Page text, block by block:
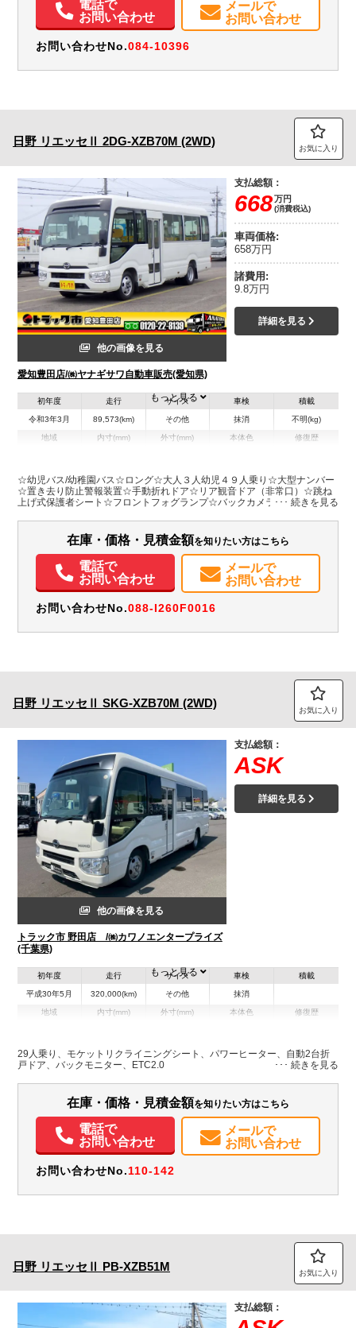
メンテナンスノート（保証書）
電話で
お問い合わせ
メールで
お問い合わせ
お問い合わせNo.084-10396
日野 リエッセⅡ 2DG-XZB70M (2WD) お気に入り
他の画像を見る
愛知豊田店/㈱ヤナギサワ自動車販売(愛知県)
支払総額：
668万円
(消費税込)
車両価格:
658万円
諸費用:
9.8万円
詳細を見る
初年度
令和3年3月
走行
89,573(km)
サイズ
その他
車検
抹消
積載
不明(kg)
地域 内寸(mm) 外寸(mm)
H:2,630
本体色 修復歴
装備情報
取扱説明書（一部含む）
メンテナンスノート（保証書）
もっと見る
☆幼児バス/幼稚園バス☆ロング☆大人３人幼児４９人乗り☆大型ナンバー
☆置き去り防止警報装置☆手動折れドア☆リア観音ドア（非常口）☆跳ね
上げ式保護者シート☆フロントフォグランプ☆バックカメラ☆コムテック
☆ＴＲＣ/横滑防止装置
在庫・価格・見積金額を知りたい方はこちら
電話で
お問い合わせ
メールで
お問い合わせ
お問い合わせNo.088-I260F0016
日野 リエッセⅡ SKG-XZB70M (2WD) お気に入り
他の画像を見る
トラック市 野田店 /㈱カワノエンタープライズ
(千葉県)
支払総額：
ASK
詳細を見る
初年度
平成30年5月
走行
320,000(km)
サイズ
その他
車検
抹消
積載
地域 内寸(mm) 外寸(mm)
H:2,630
本体色 修復歴
パワステ パワーウィンドウ ABS エアバッグ
電動格納ミラー
ETC
バックモニター
もっと見る
29人乗り、モケットリクライニングシート、パワーヒーター、自動2台折
戸ドア、バックモニター、ETC2.0
在庫・価格・見積金額を知りたい方はこちら
電話で
お問い合わせ
メールで
お問い合わせ
お問い合わせNo.110-142
日野 リエッセⅡ PB-XZB51M お気に入り
支払総額：